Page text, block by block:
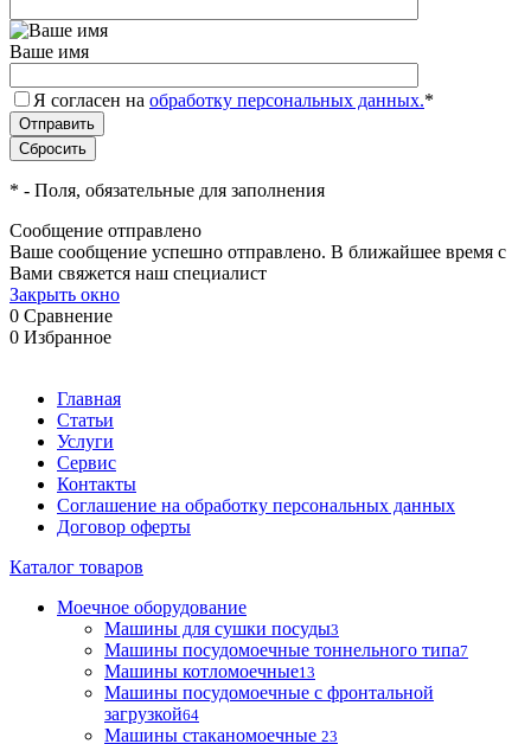
Ваше имя
Я согласен на обработку персональных данных.*
* - Поля, обязательные для заполнения
Сообщение отправлено
Ваше сообщение успешно отправлено. В ближайшее время с
Вами свяжется наш специалист
Закрыть окно
0 Сравнение
0 Избранное
Главная
Статьи
Услуги
Сервис
Контакты
Соглашение на обработку персональных данных
Договор оферты
Каталог товаров
Моечное оборудование
Машины для сушки посуды3
Машины посудомоечные тоннельного типа7
Машины котломоечные13
Машины посудомоечные с фронтальной
загрузкой64
Машины стаканомоечные 23